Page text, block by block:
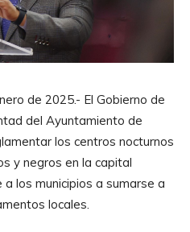
de 2025.- El Gobierno de
del Ayuntamiento de
los centros nocturnos
y negros en la capital
los municipios a sumarse a
locales.